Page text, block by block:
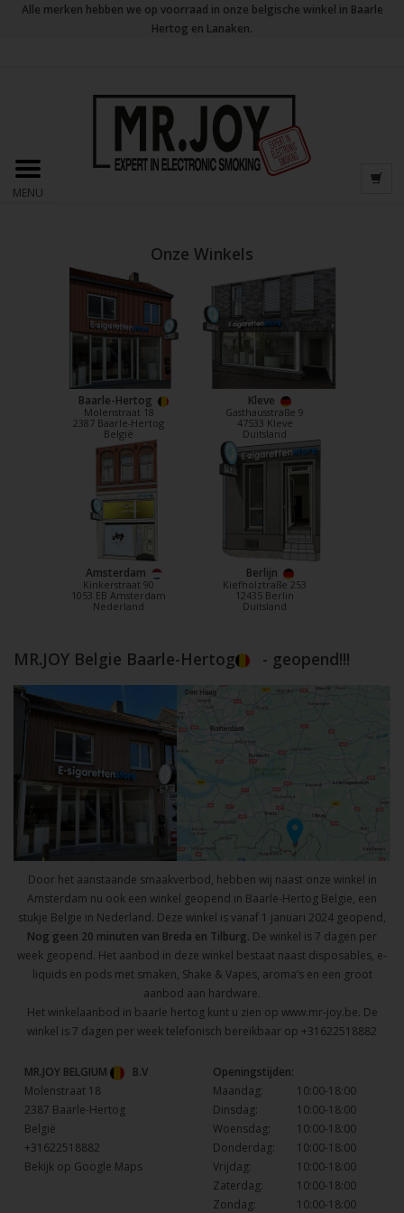
Alle merken hebben we op voorraad in onze belgische winkel in Baarle
Hertog en Lanaken.
MENU
Onze Winkels
Baarle-Hertog
Molenstraat 18
2387 Baarle-Hertog
België
Kleve
Gasthausstraße 9
47533 Kleve
Duitsland
Amsterdam
Kinkerstraat 90
1053 EB Amsterdam
Nederland
Berlijn
Kiefholztraße 253
12435 Berlin
Duitsland
MR.JOY Belgie Baarle-Hertog - geopend!!!
Door het aanstaande smaakverbod, hebben wij naast onze winkel in
Amsterdam nu ook een winkel geopend in Baarle-Hertog Belgie, een
stukje Belgie in Nederland. Deze winkel is vanaf 1 januari 2024 geopend,
Nog geen 20 minuten van Breda en Tilburg. De winkel is 7 dagen per
week geopend. Het aanbod in deze winkel bestaat naast disposables, e-
liquids en pods met smaken, Shake & Vapes, aroma’s en een groot
aanbod aan hardware.
Het winkelaanbod in baarle hertog kunt u zien op www.mr-joy.be. De
winkel is 7 dagen per week telefonisch bereikbaar op +31622518882
MR.JOY BELGIUM
B.V
Molenstraat 18
2387 Baarle-Hertog
België
+31622518882
Bekijk op Google Maps
Openingstijden:
Maandag:
10:00-18:00
Dinsdag:
10:00-18:00
Woensdag:
10:00-18:00
Donderdag:
10:00-18:00
Vrijdag:
10:00-18:00
Zaterdag:
10:00-18:00
Zondag:
10:00-18:00